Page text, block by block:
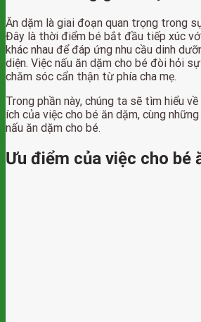
Ăn dặm là giai đoạn quan trọng trong
Đây là thời điểm bé bắt đầu tiếp xúc
khác nhau để đáp ứng nhu cầu dinh
diện. Việc nấu ăn dặm cho bé đòi hỏi
chăm sóc cẩn thận từ phía cha mẹ.
Trong phần này, chúng ta sẽ tìm hiểu
ích của việc cho bé ăn dặm, cùng
nấu ăn dặm cho bé.
Ưu điểm của việc cho bé